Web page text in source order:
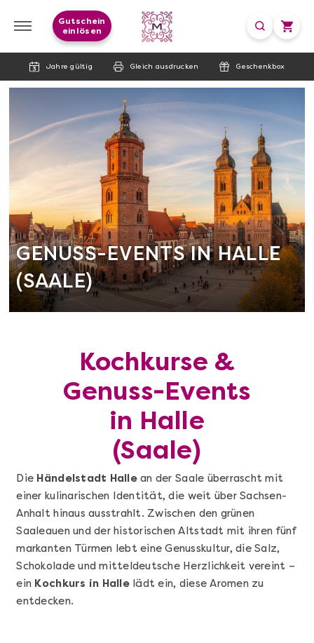
Jahre gültig Gleich ausdrucken Geschenkbox
Gutschein
einlösen
GENUSS-EVENTS IN HALLE
(SAALE)
Kochkurse &
Genuss-Events
in Halle
(Saale)
Die Händelstadt Hallean der Saale überrascht mit
einer kulinarischen Identität, die weit über Sachsen-
Anhalt hinaus ausstrahlt. Zwischen den grünen
Saaleauen und der historischen Altstadt mit ihren fünf
markanten Türmen lebt eine Genusskultur, die Salz,
Schokolade und mitteldeutsche Herzlichkeit vereint –
ein Kochkurs in Hallelädt ein, diese Aromen zu
entdecken.